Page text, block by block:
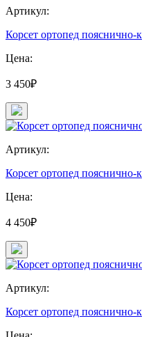
Артикул:
Корсет ортопед
Цена:
3 450₽
Артикул:
Корсет ортопед
Цена:
4 450₽
Артикул:
Корсет ортопед